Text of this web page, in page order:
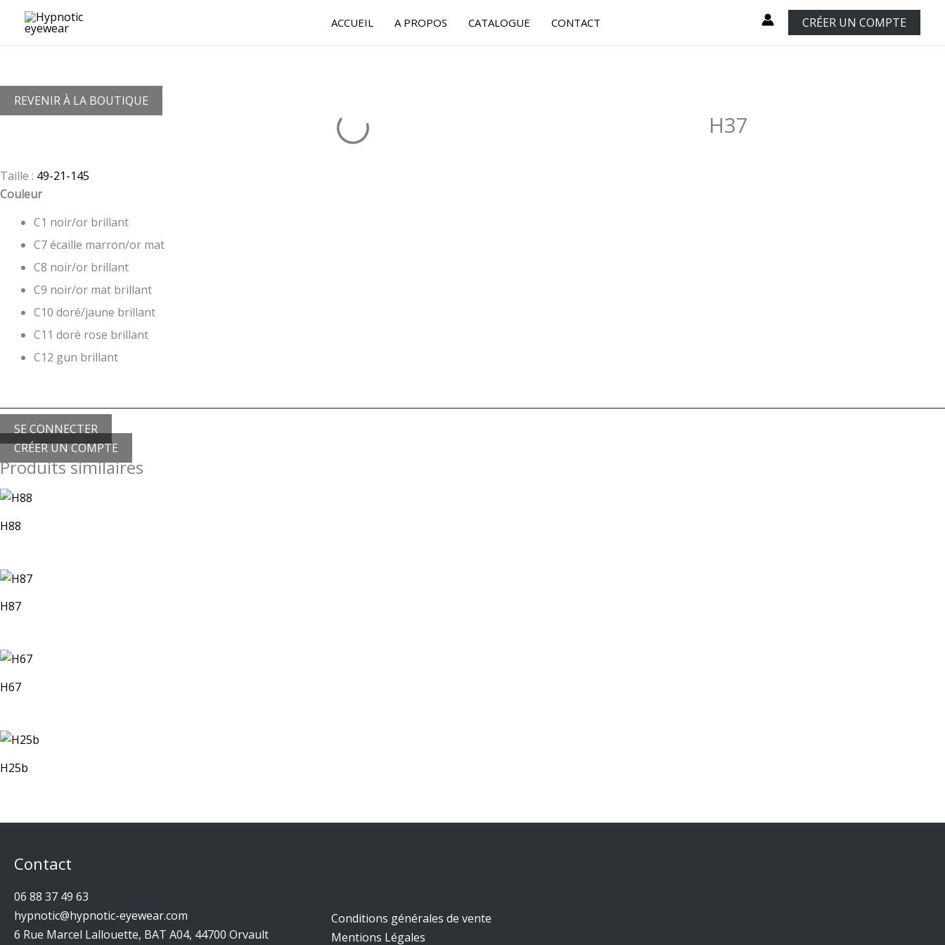
ACCUEIL A PROPOS CATALOGUE CONTACT CRÉER UN COMPTE
REVENIR À LA BOUTIQUE
H37
Taille : 49-21-145
Couleur
C1 noir/or brillant
C7 écaille marron/or mat
C8 noir/or brillant
C9 noir/or mat brillant
C10 doré/jaune brillant
C11 doré rose brillant
C12 gun brillant
SE CONNECTER
CRÉER UN COMPTE
Produits similaires
H88
H87
H67
H25b
Contact
06 88 37 49 63
hypnotic@hypnotic-eyewear.com
6 Rue Marcel Lallouette, BAT A04, 44700 Orvault
Conditions générales de vente
Mentions Légales